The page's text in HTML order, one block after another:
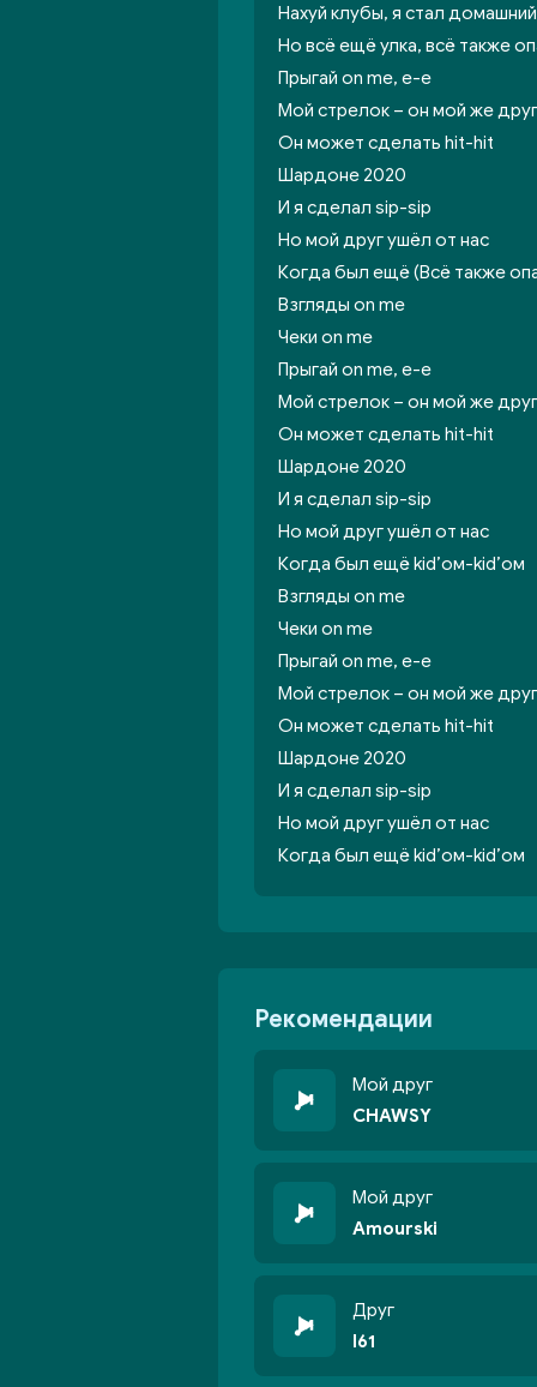
Нахуй клубы, я стал домашний
Но всё ещё улка, всё также
Прыгай on me, е-е
Мой стрелок – он мой же друг
Он может сделать hit-hit
Шардоне 2020
И я сделал sip-sip
Но мой друг ушёл от нас
Когда был ещё (Всё также
Взгляды on me
Чеки on me
Прыгай on me, е-е
Мой стрелок – он мой же друг
Он может сделать hit-hit
Шардоне 2020
И я сделал sip-sip
Но мой друг ушёл от нас
Когда был ещё kid’ом-kid’ом
Взгляды on me
Чеки on me
Прыгай on me, е-е
Мой стрелок – он мой же друг
Он может сделать hit-hit
Шардоне 2020
И я сделал sip-sip
Но мой друг ушёл от нас
Когда был ещё kid’ом-kid’ом
Рекомендации
Мой друг
CHAWSY
Мой друг
Amourski
Друг
I61